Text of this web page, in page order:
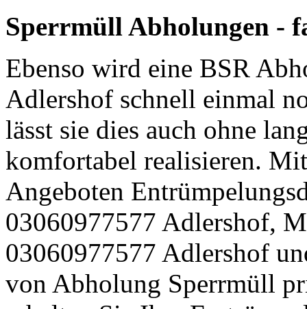
Sperrmüll Abholungen -
Ebenso wird eine BSR
Adlershof schnell einmal
lässt sie dies auch ohne
komfortabel realisieren.
Angeboten
03060977577 Adlershof,
03060977577 Adlershof
von Abholung Sperrmüll